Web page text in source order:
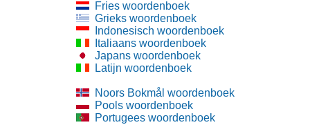
Fries woordenboek
Grieks woordenboek
Indonesisch woordenboek
Italiaans woordenboek
Japans woordenboek
Latijn woordenboek
Noors Bokmål woordenboek
Pools woordenboek
Portugees woordenboek